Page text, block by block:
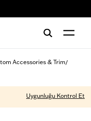
Accessories & Trim/
Uygunluğu Kontrol Et